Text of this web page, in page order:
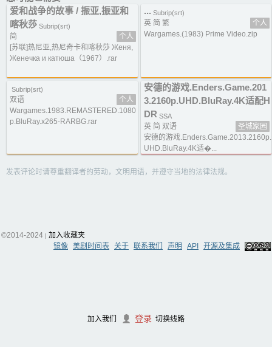
加入我们 登录 切换线路
爱和战争的故事 / 振亚,振亚和
喀秋莎 Subrip(srt)
简
个人
[苏联]热尼亚,热尼奇卡和喀秋莎 Женя,
Женечка и катюша（1967）.rar
... Subrip(srt)
英 简 繁
个人
Wargames.(1983) Prime Video.zip
Subrip(srt)
双语
个人
Wargames.1983.REMASTERED.1080
p.BluRay.x265-RARBG.rar
安德的游戏.Enders.Game.201
3.2160p.UHD.BluRay.4K适配H
DR SSA
英 简 双语
圣城家园
安德的游戏.Enders.Game.2013.2160p.
UHD.BluRay.4K适�...
发表评论时请尊重翻译者的劳动，文明用语，并遵守当地的法律法规。
©2014-2024 | 加入收藏夹
镜像 美剧时间表 关于 联系我们 声明 API 开源及集成